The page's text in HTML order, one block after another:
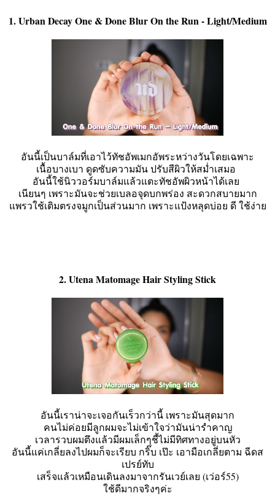
1. Urban Decay One & Done Blur On the Run - Light/Medium
อันนี้เป็นบาล์มที่เอาไว้ทัชอัพเมกอัพระหว่างวันโดยเฉพาะ
เนื้อบางเบา ดูดซับความมัน ปรับสีผิวให้สม่ำเสมอ
อันนี้ใช้นิววอร์มบาล์มแล้วแตะทัชอัพผิวหน้าได้เลย
เนียนๆ เพราะมันจะช่วยเบลอจุดบกพร่อง สะดวกสบายมาก
แพรวใช้เติมตรงจมูกเป็นส่วนมาก เพราะแป้งหลุดบ่อย ดี ใช้ง่าย
2. Utena Matomage Hair Styling Stick
อันนี้เราน่าจะเจอกันเร็วกว่านี้ เพราะมันสุดมาก
คนไม่ค่อยมีลูกผมจะไม่เข้าใจว่ามันน่ารำคาญ
เวลารวบผมตึงแล้วมีผมเล็กๆชี้ไม่มีทิศทางอยู่บนหัว
อันนี้แค่เกลี่ยลงไปผมก็จะเรียบ กริ๊บ เป๊ะ เอามือเกลี่ยตาม ฉีดส
เปรย์ทับ
เสร็จแล้วเหมือนเดินลงมาจากรันเวย์เลย (เว่อร์55)
ใช้ดีมากจริงๆค่ะ